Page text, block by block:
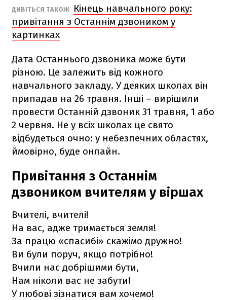
ДИВІТЬСЯ ТАКОЖ
Кінець навчального року:
привітання з Останнім дзвоником у
картинках
Дата Останнього дзвоника може бути
різною. Це залежить від кожного
навчального закладу. У деяких школах він
припадав на 26 травня. Інші – вирішили
провести Останній дзвоник 31 травня, 1 або
2 червня. Не у всіх школах це свято
відбудеться очно: у небезпечних областях,
ймовірно, буде онлайн.
Привітання з Останнім
дзвоником вчителям у віршах
Вчителі, вчителі!
На вас, адже тримається земля!
За працю «спасибі» скажімо дружно!
Ви були поруч, якщо потрібно!
Вчили нас добрішими бути,
Нам ніколи вас не забути!
У любові зізнатися вам хочемо!